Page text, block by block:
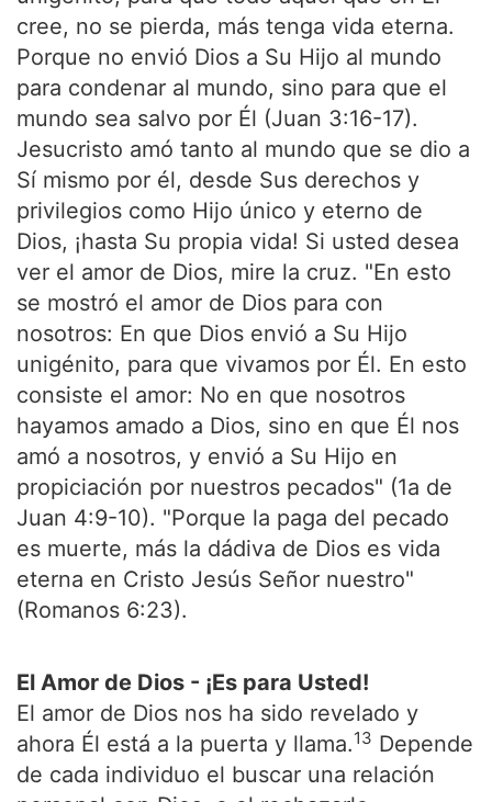
cree, no se pierda, más tenga vida eterna.
Porque no envió Dios a Su Hijo al mundo
para condenar al mundo, sino para que el
mundo sea salvo por Él (Juan 3:16-17).
Jesucristo amó tanto al mundo que se dio a
Sí mismo por él, desde Sus derechos y
privilegios como Hijo único y eterno de
Dios, ¡hasta Su propia vida! Si usted desea
ver el amor de Dios, mire la cruz. "En esto
se mostró el amor de Dios para con
nosotros: En que Dios envió a Su Hijo
unigénito, para que vivamos por Él. En esto
consiste el amor: No en que nosotros
hayamos amado a Dios, sino en que Él nos
amó a nosotros, y envió a Su Hijo en
propiciación por nuestros pecados" (1a de
Juan 4:9-10). "Porque la paga del pecado
es muerte, más la dádiva de Dios es vida
eterna en Cristo Jesús Señor nuestro"
(Romanos 6:23).
El Amor de Dios - ¡Es para Usted!
El amor de Dios nos ha sido revelado y
ahora Él está a la puerta y llama.13 Depende
de cada individuo el buscar una relación